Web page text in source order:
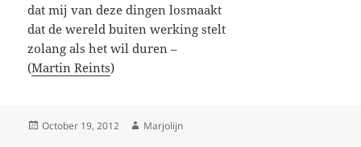
dat mij van deze dingen losmaakt
dat de wereld buiten werking stelt
zolang als het wil duren –
(Martin Reints)
Posted
October 19, 2012 Author
Marjolijn